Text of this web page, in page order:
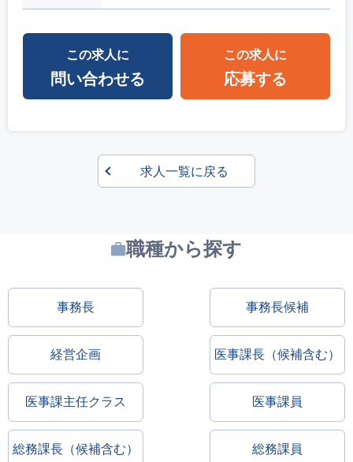
この求人に
問い合わせる
この求人に
応募する
求人一覧に戻る
職種から探す
事務長 事務長候補
経営企画 医事課長（候補含む）
医事課主任クラス 医事課員
総務課長（候補含む） 総務課員